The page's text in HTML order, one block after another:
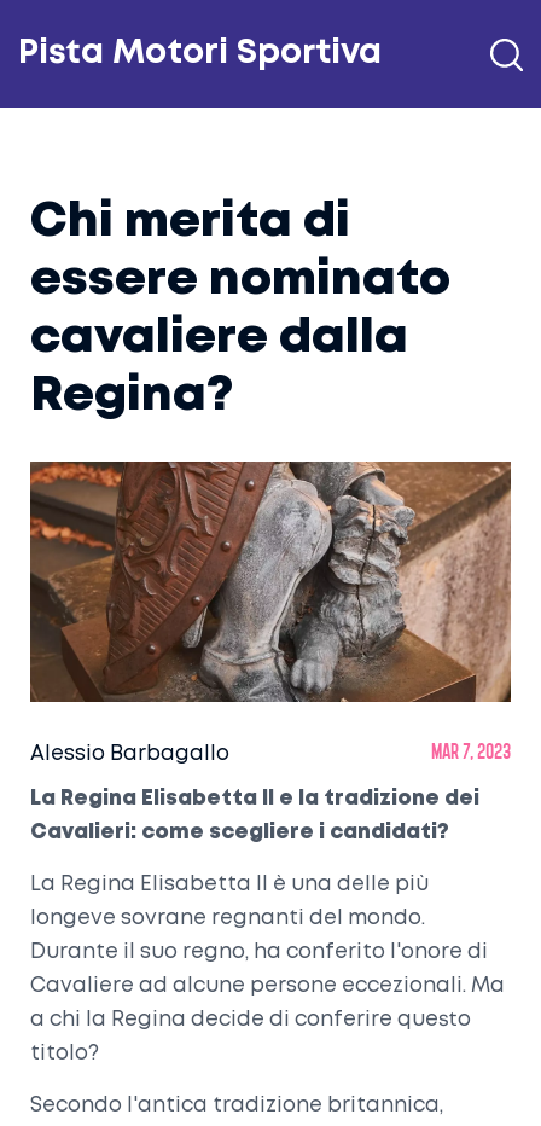
Pista Motori Sportiva
Chi merita di
essere nominato
cavaliere dalla
Regina?
Alessio Barbagallo mar 7, 2023
La Regina Elisabetta II e la tradizione dei
Cavalieri: come scegliere i candidati?
La Regina Elisabetta II è una delle più
longeve sovrane regnanti del mondo.
Durante il suo regno, ha conferito l'onore di
Cavaliere ad alcune persone eccezionali. Ma
a chi la Regina decide di conferire questo
titolo?
Secondo l'antica tradizione britannica,